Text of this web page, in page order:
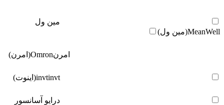
مین ول
MeanWell(مین ول)
امرنOmron(امرن)
invtinvt(اینوت)
درایو آسانسور